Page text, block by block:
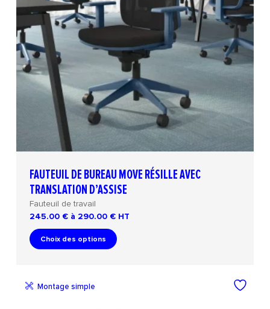
FAUTEUIL DE BUREAU MOVE RÉSILLE AVEC
TRANSLATION D’ASSISE
Fauteuil de travail
245.00 € à 290.00 € HT
Choix des options
Montage simple